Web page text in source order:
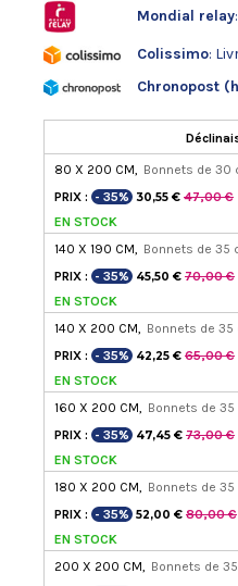
Mondial relay
Colissimo:
Chronopost
80 X 200 CM, Bonnets de 30
PRIX : - 35% 30,55 € 47,00 €
EN STOCK
140 X 190 CM, Bonnets de 35
PRIX : - 35% 45,50 € 70,00 €
EN STOCK
140 X 200 CM, Bonnets de 35
PRIX : - 35% 42,25 € 65,00 €
EN STOCK
160 X 200 CM, Bonnets de 35
PRIX : - 35% 47,45 € 73,00 €
EN STOCK
180 X 200 CM, Bonnets de 35
PRIX : - 35% 52,00 € 80,00 €
EN STOCK
200 X 200 CM, Bonnets de